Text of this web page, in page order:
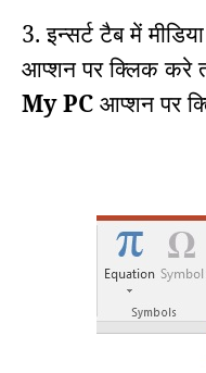
3. इन्सर्ट टैब में
आप्शन पर क्लिक करे
My PC आप्शन पर